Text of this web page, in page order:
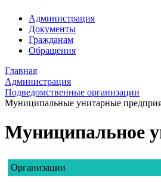
Администрация
Документы
Гражданам
Обращения
Главная
Администрация
Подведомственные организации
Муниципальные унитарные
Муниципальное
Организации